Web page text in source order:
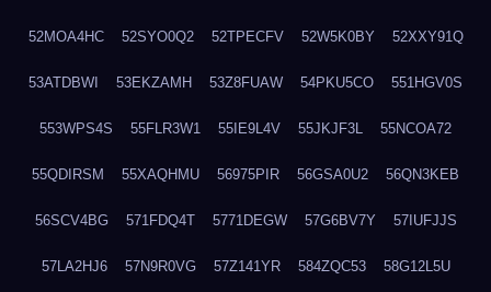
52MOA4HC 52SYO0Q2 52TPECFV 52W5K0BY 52XXY91Q
53ATDBWI 53EKZAMH 53Z8FUAW 54PKU5CO 551HGV0S
553WPS4S 55FLR3W1 55IE9L4V 55JKJF3L 55NCOA72
55QDIRSM 55XAQHMU 56975PIR 56GSA0U2 56QN3KEB
56SCV4BG 571FDQ4T 5771DEGW 57G6BV7Y 57IUFJJS
57LA2HJ6 57N9R0VG 57Z141YR 584ZQC53 58G12L5U